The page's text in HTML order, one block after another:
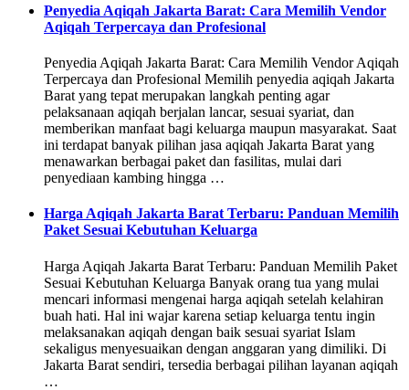
Penyedia Aqiqah Jakarta Barat: Cara Memilih Vendor
Aqiqah Terpercaya dan Profesional
Penyedia Aqiqah Jakarta Barat: Cara Memilih Vendor Aqiqah
Terpercaya dan Profesional Memilih penyedia aqiqah Jakarta
Barat yang tepat merupakan langkah penting agar
pelaksanaan aqiqah berjalan lancar, sesuai syariat, dan
memberikan manfaat bagi keluarga maupun masyarakat. Saat
ini terdapat banyak pilihan jasa aqiqah Jakarta Barat yang
menawarkan berbagai paket dan fasilitas, mulai dari
penyediaan kambing hingga …
Harga Aqiqah Jakarta Barat Terbaru: Panduan Memilih
Paket Sesuai Kebutuhan Keluarga
Harga Aqiqah Jakarta Barat Terbaru: Panduan Memilih Paket
Sesuai Kebutuhan Keluarga Banyak orang tua yang mulai
mencari informasi mengenai harga aqiqah setelah kelahiran
buah hati. Hal ini wajar karena setiap keluarga tentu ingin
melaksanakan aqiqah dengan baik sesuai syariat Islam
sekaligus menyesuaikan dengan anggaran yang dimiliki. Di
Jakarta Barat sendiri, tersedia berbagai pilihan layanan aqiqah
…